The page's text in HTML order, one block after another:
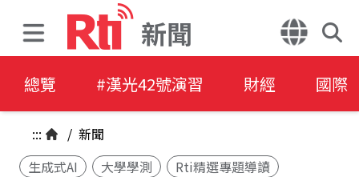
新聞
總覽 #漢光42號演習 財經 國際
::: / 新聞
生成式AI
大學學測
Rti精選專題導讀